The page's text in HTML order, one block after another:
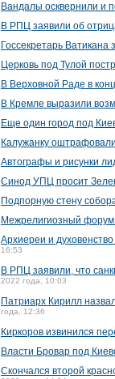
Вандалы осквернили и
В РПЦ заявили об
Госсекретарь
Церковь под Тулой
В Верховной Раде в
В Кремле выразили
Еще один город под
Калужанку
Автографы и рисунки
Синод УПЦ просит
Подпорную стену
Межрелигиозный
Архиереи и
16:53
В РПЦ заявили, что
2022 года, 10:03
Патриарх Кирилл
года, 12:36
Киркоров извинился
Власти Бровар под
Скончался второй